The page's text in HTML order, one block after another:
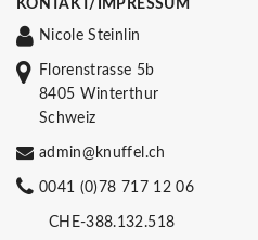
KONTAKT/IMPRESSUM
Nicole Steinlin
Florenstrasse 5b
8405 Winterthur
Schweiz
admin@knuffel.ch
0041 (0)78 717 12 06
CHE-388.132.518